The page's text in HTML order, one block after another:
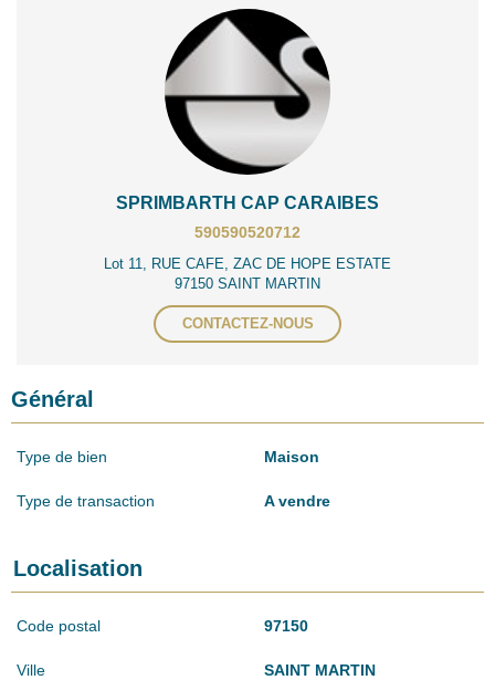
SPRIMBARTH CAP CARAIBES
590590520712
Lot 11, RUE CAFE, ZAC DE HOPE ESTATE
97150 SAINT MARTIN
CONTACTEZ-NOUS
Général
Type de bien Maison
Type de transaction A vendre
Localisation
Code postal 97150
Ville SAINT MARTIN